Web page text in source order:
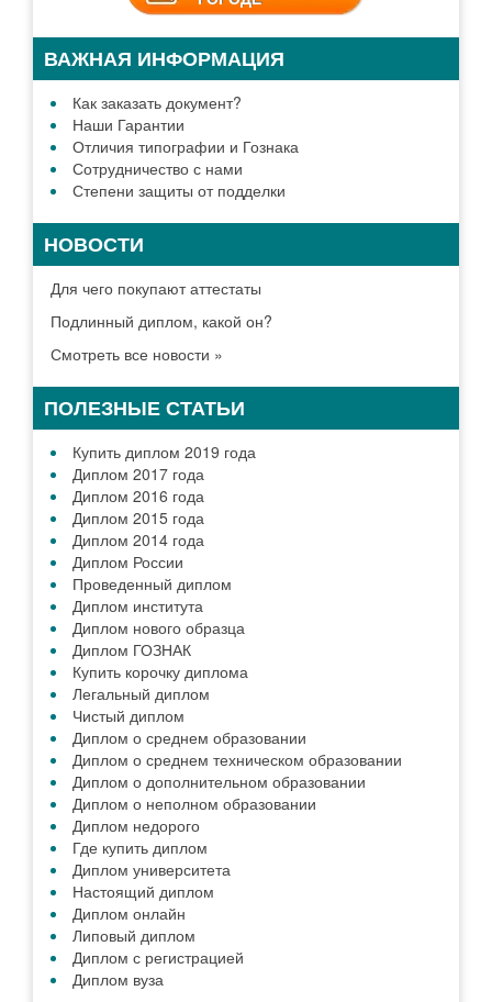
ВАЖНАЯ ИНФОРМАЦИЯ
Как заказать документ?
Наши Гарантии
Отличия типографии и Гознака
Сотрудничество с нами
Степени защиты от подделки
НОВОСТИ
Для чего покупают аттестаты
Подлинный диплом, какой он?
Смотреть все новости »
ПОЛЕЗНЫЕ СТАТЬИ
Купить диплом 2019 года
Диплом 2017 года
Диплом 2016 года
Диплом 2015 года
Диплом 2014 года
Диплом России
Проведенный диплом
Диплом института
Диплом нового образца
Диплом ГОЗНАК
Купить корочку диплома
Легальный диплом
Чистый диплом
Диплом о среднем образовании
Диплом о среднем техническом образовании
Диплом о дополнительном образовании
Диплом о неполном образовании
Диплом недорого
Где купить диплом
Диплом университета
Настоящий диплом
Диплом онлайн
Липовый диплом
Диплом с регистрацией
Диплом вуза